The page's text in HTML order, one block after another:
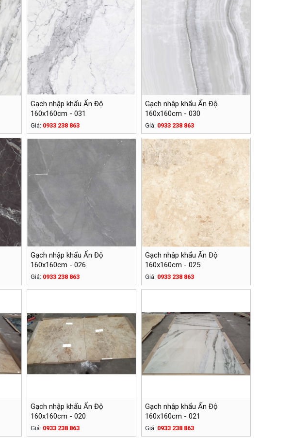
Gạch nhập khẩu Ấn Độ
160x160cm - 031
Giá: 0933 238 863
Gạch nhập khẩu Ấn Độ
160x160cm - 030
Giá: 0933 238 863
Gạch nhập khẩu Ấn Độ
160x160cm - 026
Giá: 0933 238 863
Gạch nhập khẩu Ấn Độ
160x160cm - 025
Giá: 0933 238 863
Gạch nhập khẩu Ấn Độ
160x160cm - 020
Giá: 0933 238 863
Gạch nhập khẩu Ấn Độ
160x160cm - 021
Giá: 0933 238 863